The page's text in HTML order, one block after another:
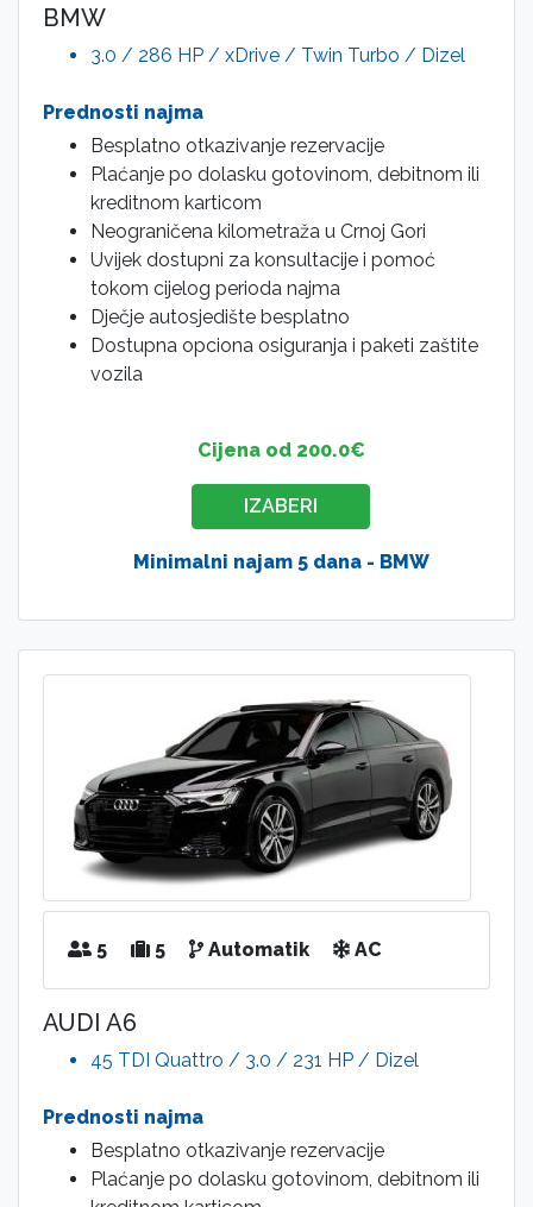
BMW
3.0 / 286 HP / xDrive / Twin Turbo / Dizel
Prednosti najma
Besplatno otkazivanje rezervacije
Plaćanje po dolasku gotovinom, debitnom ili
kreditnom karticom
Neograničena kilometraža u Crnoj Gori
Uvijek dostupni za konsultacije i pomoć
tokom cijelog perioda najma
Dječje autosjedište besplatno
Dostupna opciona osiguranja i paketi zaštite
vozila
Cijena od 200.0€
IZABERI
Minimalni najam 5 dana - BMW
5 5 Automatik AC
AUDI A6
45 TDI Quattro / 3.0 / 231 HP / Dizel
Prednosti najma
Besplatno otkazivanje rezervacije
Plaćanje po dolasku gotovinom, debitnom ili